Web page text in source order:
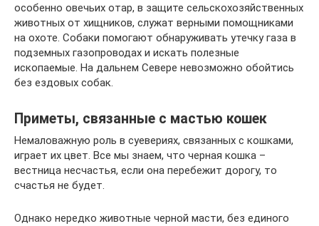
особенно овечьих отар, в защите сельскохозяйственных
животных от хищников, служат верными помощниками
на охоте. Собаки помогают обнаруживать утечку газа в
подземных газопроводах и искать полезные
ископаемые. На дальнем Севере невозможно обойтись
без ездовых собак.
Приметы, связанные с мастью кошек
Немаловажную роль в суевериях, связанных с кошками,
играет их цвет. Все мы знаем, что черная кошка –
вестница несчастья, если она перебежит дорогу, то
счастья не будет.
Однако нередко животные черной масти, без единого